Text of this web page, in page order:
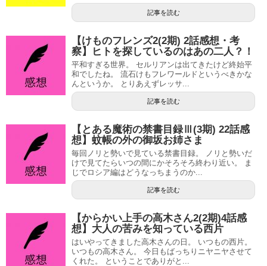
記事を読む
【けものフレンズ2(2期) 2話感想・考
察】ヒトを探しているのはあの二人？！
平和すぎる世界。 セルリアンは出てきたけど終始平
和でしたね。 流石けもフレワールドというべきかな
んというか。 とりあえずレッサ...
記事を読む
【とある魔術の禁書目録Ⅲ(3期) 22話感
想】蚊帳の外の御坂お姉さま
毎回ノリと勢いで見ている禁書目録。 ノリと勢いだ
けで見てたらいつの間にかそろそろ終わり近い。 ま
じでロシア編はどうなっちまうのか...
記事を読む
【からかい上手の高木さん2(2期)4話感
想】大人の苦みを知っている西片
はいやってきました高木さんの日。 いつもの西片。
いつもの高木さん。 今日もばっちりニヤニヤさせて
くれた。 ということでありがと...